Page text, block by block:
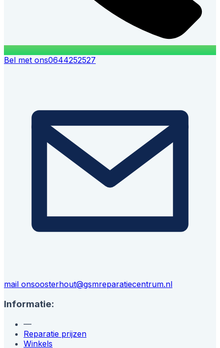
Bel met ons0644252527
mail onsoosterhout@gsmreparatiecentrum.nl
Informatie:
—
Reparatie prijzen
Winkels